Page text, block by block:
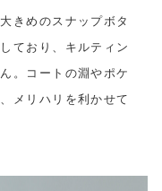
きめのスナップボタ
ており、キルティン
。コートの淵やポケ
メリハリを利かせて